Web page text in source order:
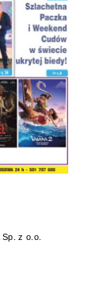
z o.o.